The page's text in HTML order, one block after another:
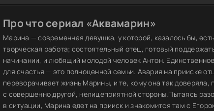
Про что сериал «Аквамарин»
Марина — современная девушка, у которой, казалось бы,
творческая работа; состоятельный отец, готовый
начинании, и любящий молодой человек Антон.
для счастья — это полноценной семьи. Авария на прииске
переворачивает жизнь Марины, и те, кому она так доверяла,
с совершенно другой, нелицеприятной стороны.Пытаясь
в ситуации, Марина едет на прииск и знакомится там с